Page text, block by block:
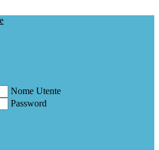
Nome Utente
Password